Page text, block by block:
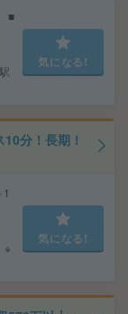
■
気になる!
分！長期！
※
気になる!